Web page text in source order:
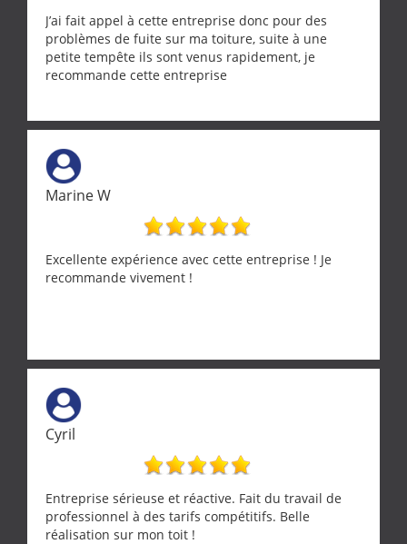
J’ai fait appel à cette entreprise donc pour des
problèmes de fuite sur ma toiture, suite à une
petite tempête ils sont venus rapidement, je
recommande cette entreprise
Marine W
Excellente expérience avec cette entreprise ! Je
recommande vivement !
Cyril
Entreprise sérieuse et réactive. Fait du travail de
professionnel à des tarifs compétitifs. Belle
réalisation sur mon toit !